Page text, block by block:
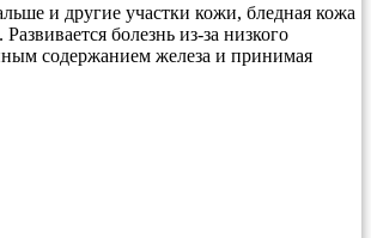
и другие участки кожи, бледная кожа
болезнь из-за низкого
содержанием железа и принимая